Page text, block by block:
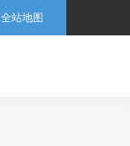
全站地图